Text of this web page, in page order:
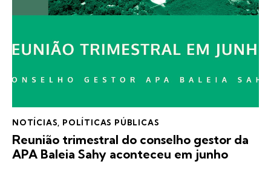
NOTÍCIAS POLÍTICAS PÚBLICAS
Reunião trimestral do conselho gestor da
APA Baleia Sahy aconteceu em junho